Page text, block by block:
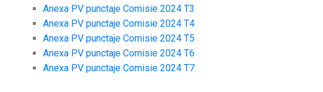
Anexa PV punctaje Comisie 2024 T3
Anexa PV punctaje Comisie 2024 T4
Anexa PV punctaje Comisie 2024 T5
Anexa PV punctaje Comisie 2024 T6
Anexa PV punctaje Comisie 2024 T7